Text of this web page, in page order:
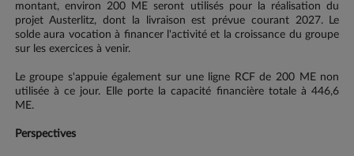
montant, environ 200 ME seront utilisés pour la réalisation du
projet Austerlitz, dont la livraison est prévue courant 2027. Le
solde aura vocation à financer l'activité et la croissance du groupe
sur les exercices à venir.
Le groupe s'appuie également sur une ligne RCF de 200 ME non
utilisée à ce jour. Elle porte la capacité financière totale à 446,6
ME.
Perspectives